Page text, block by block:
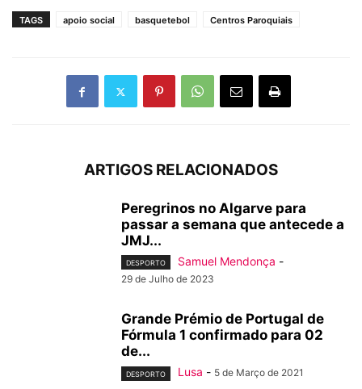
TAGS apoio social basquetebol Centros Paroquiais
ARTIGOS RELACIONADOS
Peregrinos no Algarve para
passar a semana que antecede a
JMJ...
DESPORTO Samuel Mendonça -
29 de Julho de 2023
Grande Prémio de Portugal de
Fórmula 1 confirmado para 02
de...
DESPORTO Lusa - 5 de Março de 2021